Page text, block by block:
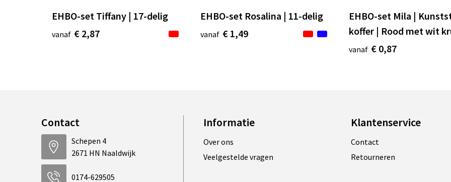
EHBO-set Tiffany | 17-delig
vanaf € 2,87
EHBO-set Rosalina | 11-delig
vanaf € 1,49
EHBO-set Mila |
koffer | Rood met wit
vanaf € 0,87
Contact
Schepen 4
2671 HN Naaldwijk
0174-629505
Informatie
Over ons
Veelgestelde vragen
Klantenservice
Contact
Retourneren